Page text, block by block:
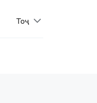
Тоҷ